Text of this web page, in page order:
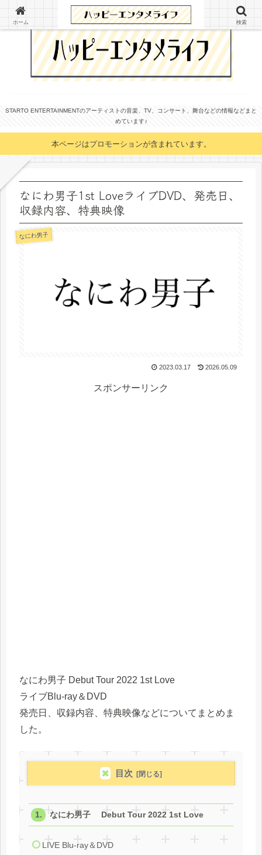
STARTO ENTERTAINMENTのアーティストの音楽、TV、コンサート、舞台などの情報などまと
めています♪
本ページはプロモーションが含まれています。
なにわ男子1st LoveライブDVD、発売日、
収録内容、特典映像
なにわ男子
2023.03.17 2026.05.09
スポンサーリンク
なにわ男子 Debut Tour 2022 1st Love
ライブBlu-ray＆DVD
発売日、収録内容、特典映像などについてまとめま
した。
目次
なにわ男子 Debut Tour 2022 1st Love
LIVE Blu-ray＆DVD
ホーム 検索